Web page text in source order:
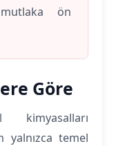
ön
Göre
kimyasalları
yalnızca temel